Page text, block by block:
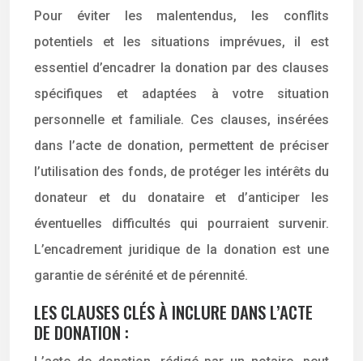
Pour éviter les malentendus, les conflits
potentiels et les situations imprévues, il est
essentiel d’encadrer la donation par des clauses
spécifiques et adaptées à votre situation
personnelle et familiale. Ces clauses, insérées
dans l’acte de donation, permettent de préciser
l’utilisation des fonds, de protéger les intérêts du
donateur et du donataire et d’anticiper les
éventuelles difficultés qui pourraient survenir.
L’encadrement juridique de la donation est une
garantie de sérénité et de pérennité.
LES CLAUSES CLÉS À INCLURE DANS L’ACTE
DE DONATION :